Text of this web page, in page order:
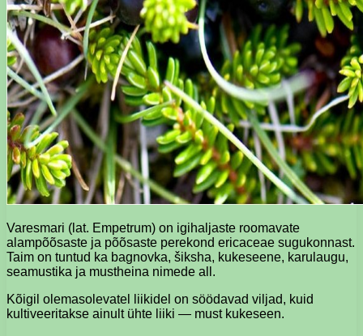
Varesmari (lat. Empetrum) on igihaljaste roomavate
alampõõsaste ja põõsaste perekond ericaceae sugukonnast.
Taim on tuntud ka bagnovka, šiksha, kukeseene, karulaugu,
seamustika ja mustheina nimede all.
Kõigil olemasolevatel liikidel on söödavad viljad, kuid
kultiveeritakse ainult ühte liiki — must kukeseen.